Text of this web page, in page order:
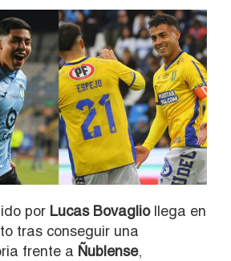
por Lucas Bovagliollega en
tras conseguir una
frente a Ñublense,